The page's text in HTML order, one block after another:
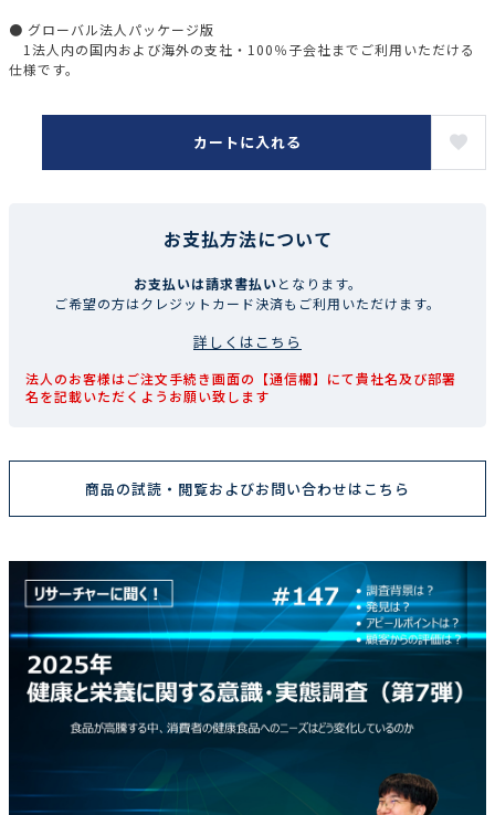
● グローバル法人パッケージ版
1法人内の国内および海外の支社・100％子会社までご利用いただける
仕様です。
カートに入れる
お支払方法について
お支払いは請求書払いとなります。
ご希望の方はクレジットカード決済もご利用いただけます。
詳しくはこちら
法人のお客様はご注文手続き画面の【通信欄】にて貴社名及び部署
名を記載いただくようお願い致します
商品の試読・閲覧およびお問い合わせはこちら